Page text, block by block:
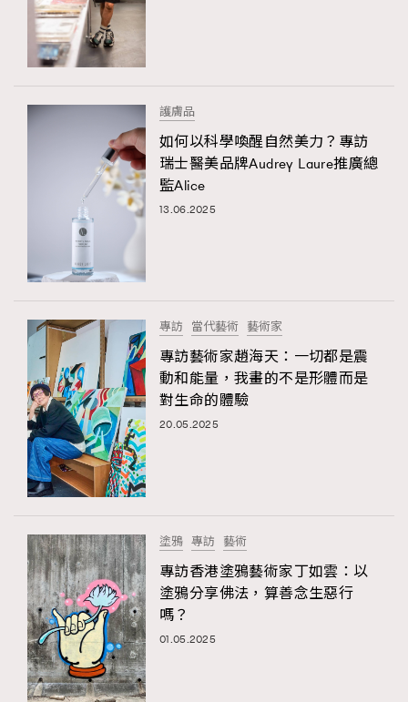
護膚品
如何以科學喚醒自然美力？專訪
瑞士醫美品牌Audrey Laure推廣總
監Alice
13.06.2025
專訪 當代藝術 藝術家
專訪藝術家趙海天：一切都是震
動和能量，我畫的不是形體而是
對生命的體驗
20.05.2025
塗鴉 專訪 藝術
專訪香港塗鴉藝術家丁如雲：以
塗鴉分享佛法，算善念生惡行
嗎？
01.05.2025